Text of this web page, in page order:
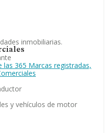
inmobiliarias.
365 Marcas registradas,
y vehículos de motor